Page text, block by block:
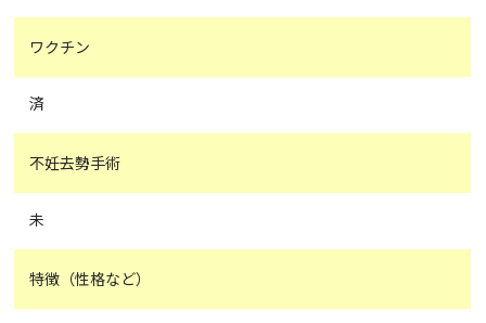
ワクチン
済
不妊去勢手術
未
特徴（性格など）